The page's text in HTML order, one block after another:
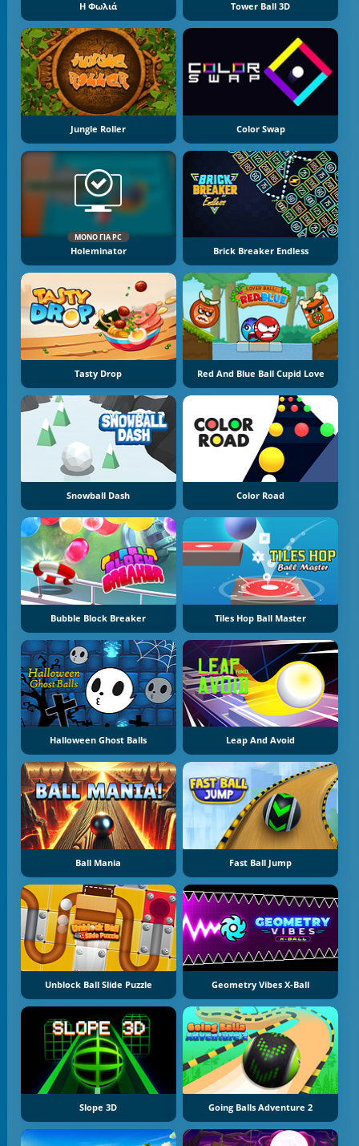
Η Φωλιά Tower Ball 3D
Jungle Roller Color Swap
ΜΌΝΟ ΓΙΑ PC
Holeminator Brick Breaker Endless
Tasty Drop Red And Blue Ball Cupid Love
Snowball Dash Color Road
Bubble Block Breaker Tiles Hop Ball Master
Halloween Ghost Balls Leap And Avoid
Ball Mania Fast Ball Jump
Unblock Ball Slide Puzzle Geometry Vibes X-Ball
Slope 3D Going Balls Adventure 2